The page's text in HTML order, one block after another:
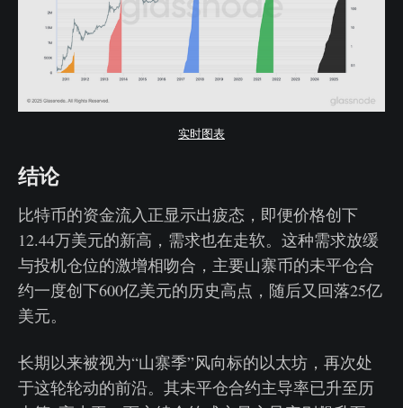
实时图表
结论
比特币的资金流入正显示出疲态，即便价格创下
12.44万美元的新高，需求也在走软。这种需求放缓
与投机仓位的激增相吻合，主要山寨币的未平仓合
约一度创下600亿美元的历史高点，随后又回落25亿
美元。
长期以来被视为“山寨季”风向标的以太坊，再次处
于这轮轮动的前沿。其未平仓合约主导率已升至历